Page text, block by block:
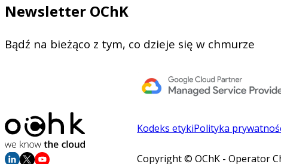
Newsletter OChK
Bądź na bieżąco z tym, co dzieje się w chmurze
Kodeks etykiPolityka
Copyright © OChK - Operator